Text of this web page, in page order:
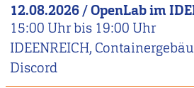
12.08.2026/OpenLab im
15:00 Uhr bis 19:00 Uhr
IDEENREICH,
Discord